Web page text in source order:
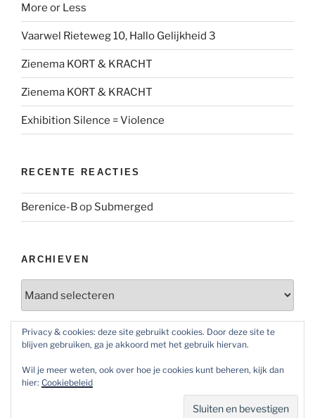
More or Less
Vaarwel Rieteweg 10, Hallo Gelijkheid 3
Zienema KORT & KRACHT
Zienema KORT & KRACHT
Exhibition Silence = Violence
RECENTE REACTIES
Berenice-Bop Submerged
ARCHIEVEN
SOCIAL MEDIA
Bekijk
het
Bekijk
het
Bekijk
het
Privacy & cookies: deze site gebruikt cookies. Door deze site te
blijven gebruiken, ga je akkoord met het gebruik hiervan.
Wil je meer weten, ook over hoe je cookies kunt beheren, kijk dan
hier: Cookiebeleid